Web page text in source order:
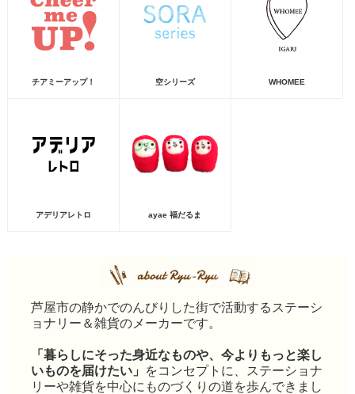
チアミーアップ！ 空シリーズ WHOMEE
アデリアレトロ ayae 福だるま
芦屋市の静かでのんびりした街で活動するステーシ
ョナリー＆雑貨のメーカーです。
「暮らしにそった身近なものや、今よりもっと楽し
いものを届けたい」
をコンセプトに、ステーショナ
リーや雑貨を中心にものづくりの道を歩んできまし